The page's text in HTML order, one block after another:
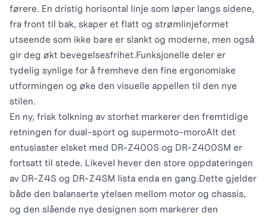
førere. En dristig horisontal linje som løper langs sidene,
fra front til bak, skaper et flatt og strømlinjeformet
utseende som ikke bare er slankt og moderne, men også
gir deg økt bevegelsesfrihet.Funksjonelle deler er
tydelig synlige for å fremheve den fine ergonomiske
utformingen og øke den visuelle appellen til den nye
stilen.
En ny, frisk tolkning av storhet markerer den fremtidige
retningen for dual-sport og supermoto-moroAlt det
entusiaster elsket med DR-Z400S og DR-Z400SM er
fortsatt til stede. Likevel hever den store oppdateringen
av DR-Z4S og DR-Z4SM lista enda en gang.Dette gjelder
både den balanserte ytelsen mellom motor og chassis,
og den slående nye designen som markerer den